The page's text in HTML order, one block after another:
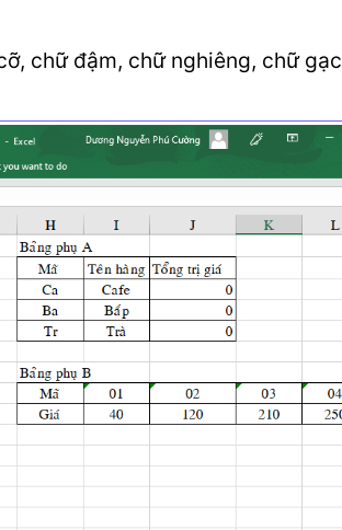
chữ đậm, chữ nghiêng, chữ